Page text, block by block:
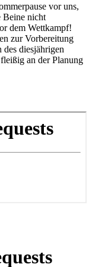
vor uns,
Beine nicht
dem Wettkampf!
zur Vorbereitung
diesjährigen
an der Planung